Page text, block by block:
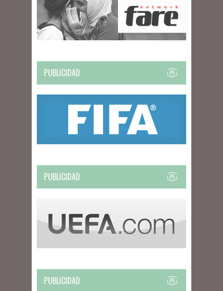
PUBLICIDAD
PUBLICIDAD
PUBLICIDAD